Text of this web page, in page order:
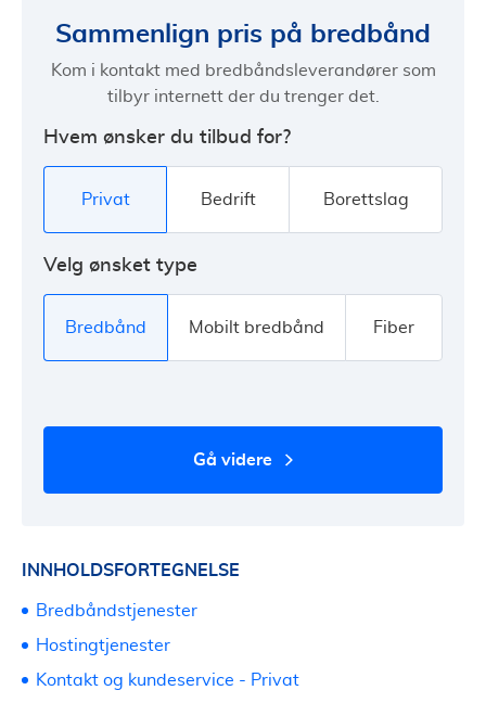
Sammenlign pris på bredbånd
Kom i kontakt med bredbåndsleverandører som
tilbyr internett der du trenger det.
Hvem ønsker du tilbud for?
Privat Bedrift Borettslag
Velg ønsket type
Bredbånd Mobilt bredbånd Fiber
gå videre
INNHOLDSFORTEGNELSE
Bredbåndstjenester
Hostingtjenester
Kontakt og kundeservice - Privat